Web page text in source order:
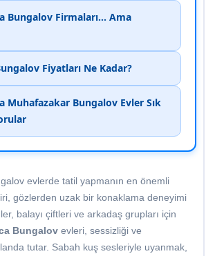
Bungalov Firmaları… Ama
Fiyatları Ne Kadar?
Muhafazakar Bungalov Evler Sık
evlerde tatil yapmanın en önemli
gözlerden uzak bir konaklama deneyimi
balayı çiftleri ve arkadaş grupları için
Bungalov evleri, sessizliği ve
tutar. Sabah kuş sesleriyle uyanmak,